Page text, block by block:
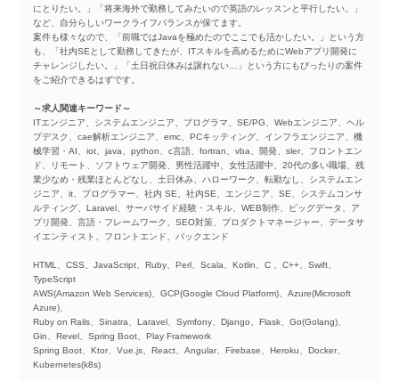
にとりたい。」「将来海外で勤務してみたいので英語のレッスンと平行したい。」
など、自分らしいワークライフバランスが保てます。
案件も様々なので、「前職ではJavaを極めたのでここでも活かしたい。」という方
も、「社内SEとして勤務してきたが、ITスキルを高めるためにWebアプリ開発に
チャレンジしたい。」「土日祝日休みは譲れない…」という方にもぴったりの案件
をご紹介できるはずです。
～求人関連キーワード～
ITエンジニア、システムエンジニア、プログラマ、SE/PG、Webエンジニア、ヘル
プデスク、cae解析エンジニア、emc、PCキッティング、インフラエンジニア、機
械学習・AI、iot、java、python、c言語、fortran、vba、開発、sler、フロントエン
ド、リモート、ソフトウェア開発、男性活躍中、女性活躍中、20代の多い職場、残
業少なめ・残業ほとんどなし、土日休み、ハローワーク、転勤なし、システムエン
ジニア、it、プログラマー、社内 SE、社内SE、エンジニア、SE、システムコンサ
ルティング、Laravel、サーバサイド経験・スキル、WEB制作、ビッグデータ、ア
プリ開発、言語・フレームワーク、SEO対策、プロダクトマネージャー、データサ
イエンティスト、フロントエンド、バックエンド
HTML、CSS、JavaScript、Ruby、Perl、Scala、Kotlin、C 、C++、Swift、
TypeScript
AWS(Amazon Web Services)、GCP(Google Cloud Platform)、Azure(Microsoft
Azure)、
Ruby on Rails、Sinatra、Laravel、Symfony、Django、Flask、Go(Golang)、
Gin、Revel、Spring Boot、Play Framework
Spring Boot、Ktor、Vue.js、React、Angular、Firebase、Heroku、Docker、
Kubernetes(k8s)